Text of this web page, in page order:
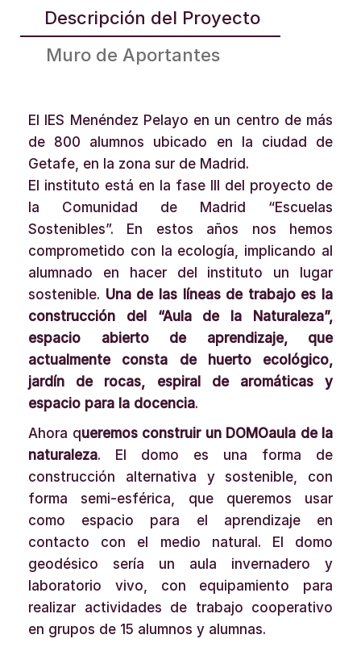
Descripción del Proyecto
Muro de Aportantes
El IES Menéndez Pelayo en un centro de más
de 800 alumnos ubicado en la ciudad de
Getafe, en la zona sur de Madrid.
El instituto está en la fase III del proyecto de
la Comunidad de Madrid “Escuelas
Sostenibles”. En estos años nos hemos
comprometido con la ecología, implicando al
alumnado en hacer del instituto un lugar
sostenible. Una de las líneas de trabajo es la
construcción del “Aula de la Naturaleza”,
espacio abierto de aprendizaje, que
actualmente consta de huerto ecológico,
jardín de rocas, espiral de aromáticas y
espacio para la docencia.
Ahora queremos construir un DOMOaula de la
naturaleza. El domo es una forma de
construcción alternativa y sostenible, con
forma semi-esférica, que queremos usar
como espacio para el aprendizaje en
contacto con el medio natural. El domo
geodésico sería un aula invernadero y
laboratorio vivo, con equipamiento para
realizar actividades de trabajo cooperativo
en grupos de 15 alumnos y alumnas.